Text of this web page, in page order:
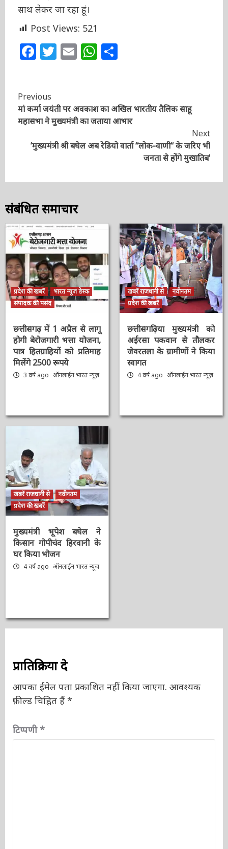
के लिए अपने साथ लेकर जा रहा हूं।
Post Views: 521
Facebook
Twitter
EmailWhatsApp
Continue
Reading
Previous
मां कर्मा जयंती पर अवकाश का अखिल भारतीय तैलिक साहू
महासभा ने मुख्यमंत्री का जताया आभार
Next
’मुख्यमंत्री श्री बघेल अब रेडियो वार्ता ‘‘लोक-वाणी‘‘ के जरिए भी
जनता से होंगे मुखातिब’
संबंधित समाचार
प्रदेश की खबरें
भारत न्यूज़ डेस्क
संपादक की पसंद
छत्तीसगढ़ में 1 अप्रैल से लागू
होगी बेरोजगारी भत्ता योजना,
पात्र हितग्राहियों को प्रतिमाह
मिलेंगे 2500 रूपये
3 वर्ष ago ऑनलाईन भारत
खबरें राजधानी से
नवीनतम
प्रदेश की खबरें
छत्तीसगढ़िया मुख्यमंत्री को
अईरसा पकवान से तौलकर
जेवरतला के ग्रामीणों ने किया
स्वागत
4 वर्ष ago
ऑनलाईन भारत
खबरें राजधानी से
नवीनतम
प्रदेश की खबरें
मुख्यमंत्री भूपेश बघेल ने
किसान गोपीचंद हिरवानी के
घर किया भोजन
4 वर्ष ago ऑनलाईन भारत
प्रातिक्रिया दे
आपका ईमेल पता प्रकाशित नहीं किया जाएगा. आवश्यक
फ़ील्ड चिह्नित हैं *
टिप्पणी*